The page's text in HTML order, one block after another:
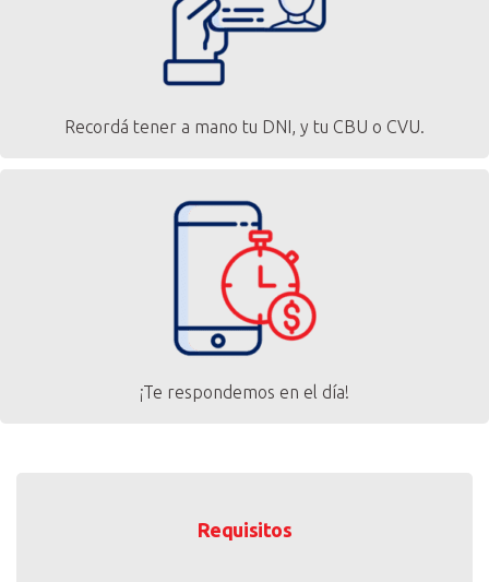
Recordá tener a mano tu DNI, y tu CBU o CVU.
¡Te respondemos en el día!
Requisitos